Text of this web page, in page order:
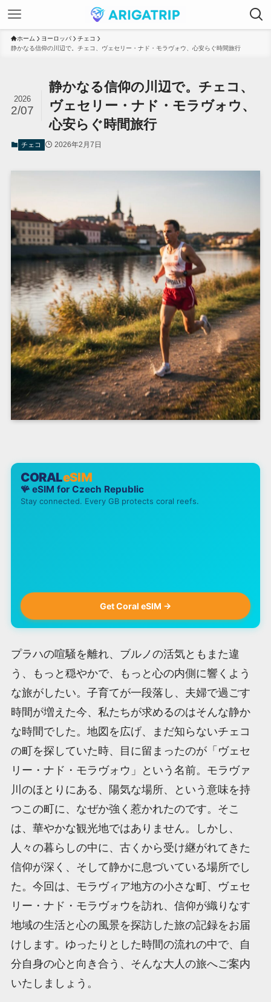
ホーム ヨーロッパ
チェコ
静かなる信仰の川辺で。チェコ、ヴェセリー・ナド・モラヴォウ、心安らぐ時間旅行
静かなる信仰の川辺で。チェコ、
ヴェセリー・ナド・モラヴォウ、
心安らぐ時間旅行
2026
2/07
チェコ 2026年2月7日
CORALeSIM
🪸 eSIM for Czech Republic
Stay connected. Every GB protects coral reefs.
Get Coral eSIM →
プラハの喧騒を離れ、ブルノの活気ともまた違
う、もっと穏やかで、もっと心の内側に響くよう
な旅がしたい。子育てが一段落し、夫婦で過ごす
時間が増えた今、私たちが求めるのはそんな静か
な時間でした。地図を広げ、まだ知らないチェコ
の町を探していた時、目に留まったのが「ヴェセ
リー・ナド・モラヴォウ」という名前。モラヴァ
川のほとりにある、陽気な場所、という意味を持
つこの町に、なぜか強く惹かれたのです。そこ
は、華やかな観光地ではありません。しかし、
人々の暮らしの中に、古くから受け継がれてきた
信仰が深く、そして静かに息づいている場所でし
た。今回は、モラヴィア地方の小さな町、ヴェセ
リー・ナド・モラヴォウを訪れ、信仰が織りなす
地域の生活と心の風景を探訪した旅の記録をお届
けします。ゆったりとした時間の流れの中で、自
分自身の心と向き合う、そんな大人の旅へご案内
いたしましょう。